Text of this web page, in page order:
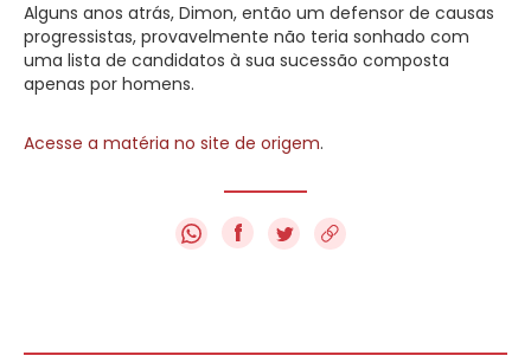
Alguns anos atrás, Dimon, então um defensor de causas
progressistas, provavelmente não teria sonhado com
uma lista de candidatos à sua sucessão composta
apenas por homens.
Acesse a matéria no site de origem.
f